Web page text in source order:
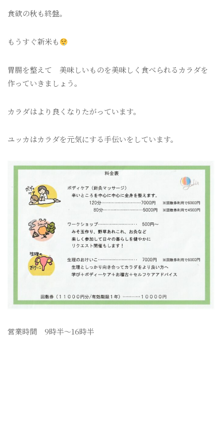
食欲の秋も終盤。
もうすぐ新米も
胃腸を整えて 美味しいものを美味しく食べられるカラダを
作っていきましょう。
カラダはより良くなりたがっています。
ユッカはカラダを元気にする手伝いをしています。
営業時間 9時半〜16時半